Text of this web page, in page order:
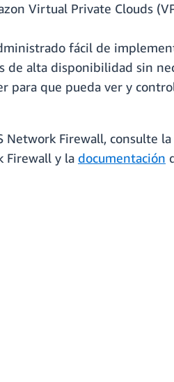
Virtual Private Clouds
fácil de
de alta disponibilidad sin
para que pueda ver y
Network Firewall, consulte la
Firewall y la documentación